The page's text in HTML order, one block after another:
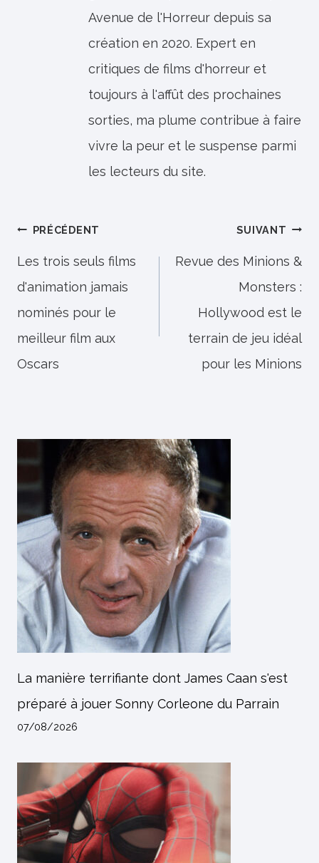
Avenue de l'Horreur depuis sa
création en 2020. Expert en
critiques de films d'horreur et
toujours à l'affût des prochaines
sorties, ma plume contribue à faire
vivre la peur et le suspense parmi
les lecteurs du site.
Navigation
de
l’article
PRÉCÉDENT
Les trois seuls films
d'animation jamais
nominés pour le
meilleur film aux
Oscars
SUIVANT
Revue des Minions &
Monsters :
Hollywood est le
terrain de jeu idéal
pour les Minions
La manière terrifiante dont James Caan s'est
préparé à jouer Sonny Corleone du Parrain
07/08/2026